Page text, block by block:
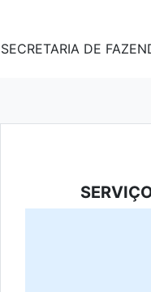
SECRETARIA DE